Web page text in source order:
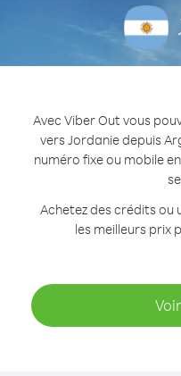
Avec Viber Out vous
vers Jordanie depuis
numéro fixe ou mobile
Achetez des crédits ou
les meilleurs prix